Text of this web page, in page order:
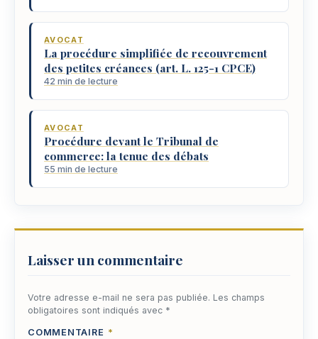
AVOCAT
La procédure simplifiée de recouvrement
des petites créances (art. L. 125-1 CPCE)
42 min de lecture
AVOCAT
Procédure devant le Tribunal de
commerce: la tenue des débats
55 min de lecture
Laisser un commentaire
Votre adresse e-mail ne sera pas publiée. Les champs
obligatoires sont indiqués avec *
COMMENTAIRE *